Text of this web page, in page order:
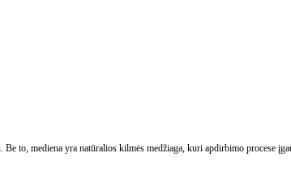
to, mediena yra natūralios kilmės medžiaga, kuri apdirbimo procese